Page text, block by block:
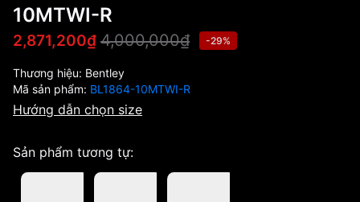
10MTWI-R
2,871,200₫ 4,000,000₫ -29%
Thương hiệu: Bentley
Mã sản phẩm: BL1864-10MTWI-R
Hướng dẫn chọn size
Sản phẩm tương tự: